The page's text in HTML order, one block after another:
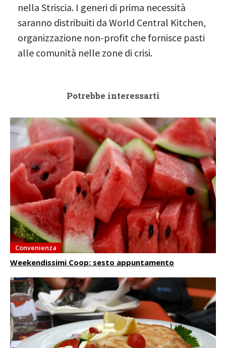
nella Striscia. I generi di prima necessità
saranno distribuiti da World Central Kitchen,
organizzazione non-profit che fornisce pasti
alle comunità nelle zone di crisi.
Potrebbe interessarti
Convenienza
Weekendissimi Coop: sesto appuntamento